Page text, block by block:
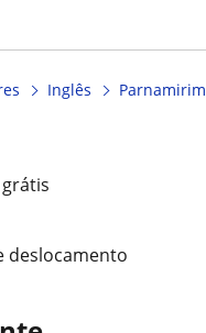
Inglês Parnamirim
deslocamento